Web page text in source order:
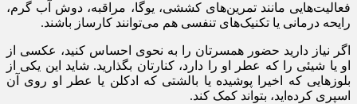
فعالیت‌هایی مانند تمرین‌های کششی، یوگا، مراقبه، دوش آب گرم،
رایحه درمانی یا تکنیک‌های تنفسی هم می‌توانند کارساز باشند.
اگر نیاز دارید حضور همسرتان را به نحوی احساس کنید، عکسی از
او یا شیئی را که عطر او را دارد، کنارتان بگذارید. شاید این یکی از
بلوزهایی که اخیرا پوشیده یا بالشتی که ادکلن یا عطر او روی آن
اسپری کرده‌اید، بتواند کمک کند.